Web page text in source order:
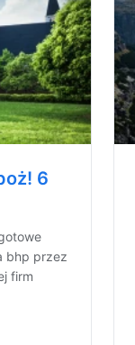
6
bhp przez
firm